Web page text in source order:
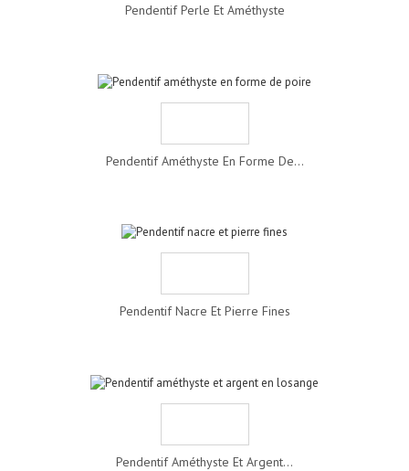
Pendentif Perle Et Améthyste
Pendentif Améthyste En Forme De...
Pendentif Nacre Et Pierre Fines
Pendentif Améthyste Et Argent...